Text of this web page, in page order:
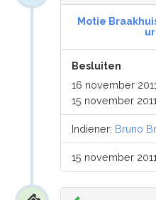
Motie
Besluiten
16 november
15 november
Indiener: Bruno
15 november 2011